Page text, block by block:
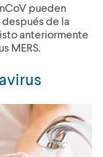
pueden
después de la
anteriormente
MERS.